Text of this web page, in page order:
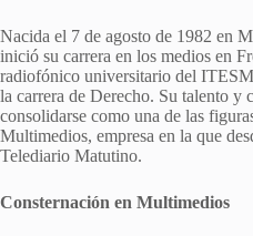
Nacida el 7 de agosto de 1982 en
inició su carrera en los medios en
radiofónico universitario del
la carrera de Derecho. Su talento y
consolidarse como una de las
Multimedios, empresa en la que
Telediario Matutino.
Consternación en Multimedios